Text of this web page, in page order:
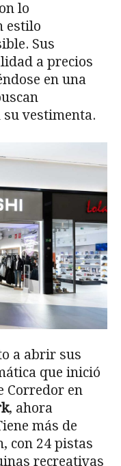
lo
estilo
Sus
a precios
en una
vestimenta.
a abrir sus
que inició
Corredor en
, ahora
más de
con 24 pistas
recreativas